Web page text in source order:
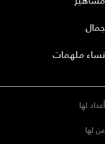
جمال
نساء ملهمات
أعداد لها
عن لها